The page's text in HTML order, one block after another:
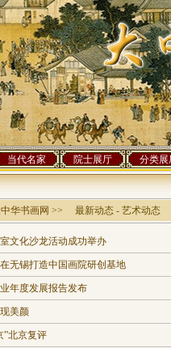
当代名家 院士展厅 分类展
华书画网 >> 最新动态 - 艺术动态
文化沙龙活动成功举办
无锡打造中国画院研创基地
年度发展报告发布
美颜
”北京复评